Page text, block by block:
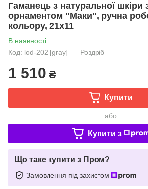
Гаманець з натуральної шкіри
орнаментом "Маки", ручна
кольору, 21х11
В наявності
Код: lod-202 [gray]
Роздріб
1 510 ₴
Купити
або
Купити з
Що таке купити з Пром?
Замовлення під захистом